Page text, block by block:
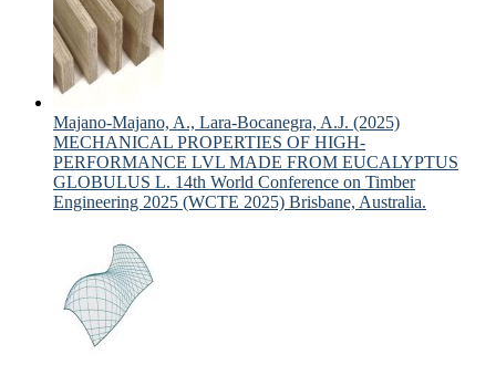
Majano-Majano, A., Lara-Bocanegra, A.J. (2025)
MECHANICAL PROPERTIES OF HIGH-
PERFORMANCE LVL MADE FROM EUCALYPTUS
GLOBULUS L. 14th World Conference on Timber
Engineering 2025 (WCTE 2025) Brisbane, Australia.